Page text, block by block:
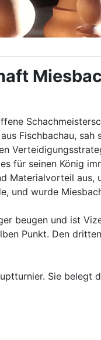
Fischbachau,
für seinen König
Materialvorteil
und wurde
beugen und ist
Punkt. Den
Sie